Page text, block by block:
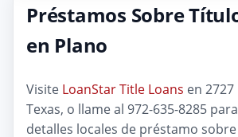
Préstamos Sobre
en Plano
Visite LoanStar Title Loans en 2727
Texas, o llame al 972-635-8285
detalles locales de préstamo